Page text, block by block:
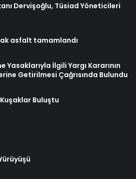
Dervişoğlu, Tüsiad Yöneticileri
asfalt tamamlandı
Yasaklarıyla İlgili Yargı Kararının
Getirilmesi Çağrısında Bulundu
Buluştu